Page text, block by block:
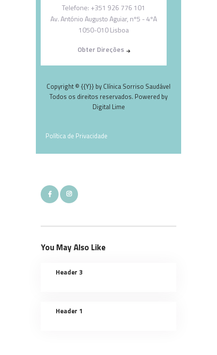
Telefone: +351 926 776 101
Av. António Augusto Aguiar, nº5 - 4ºA
1050-010 Lisboa
Obter Direções
Copyright © {{Y}} by Clínica Sorriso Saudável
Todos os direitos reservados. Powered by
Digital Lime
Política de Privacidade
You May Also Like
Header 3
Header 1